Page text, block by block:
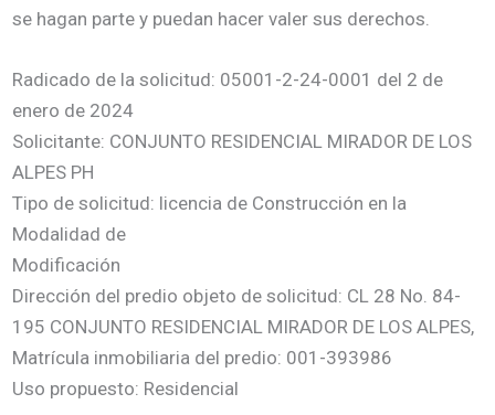
se hagan parte y puedan hacer valer sus derechos.
Radicado de la solicitud: 05001-2-24-0001 del 2 de
enero de 2024
Solicitante: CONJUNTO RESIDENCIAL MIRADOR DE LOS
ALPES PH
Tipo de solicitud: licencia de Construcción en la
Modalidad de
Modificación
Dirección del predio objeto de solicitud: CL 28 No. 84-
195 CONJUNTO RESIDENCIAL MIRADOR DE LOS ALPES,
Matrícula inmobiliaria del predio: 001-393986
Uso propuesto: Residencial